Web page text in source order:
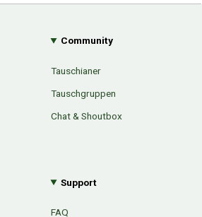
Community
Tauschianer
Tauschgruppen
Chat & Shoutbox
Support
FAQ